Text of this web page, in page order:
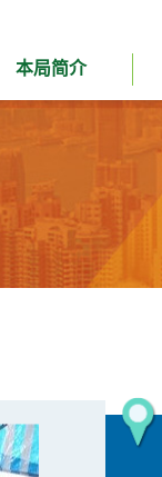
本局简介